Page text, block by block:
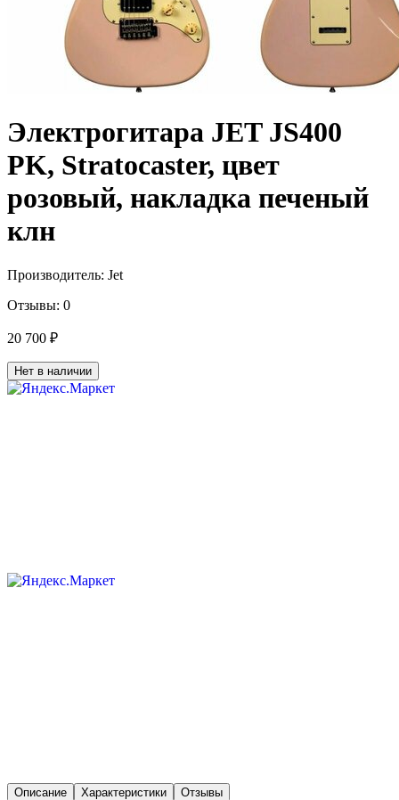
Электрогитара JET JS400
PK, Stratocaster, цвет
розовый, накладка печеный
клн
Производитель: Jet
Отзывы: 0
20 700 ₽
Нет в наличии
Описание Характеристики Отзывы